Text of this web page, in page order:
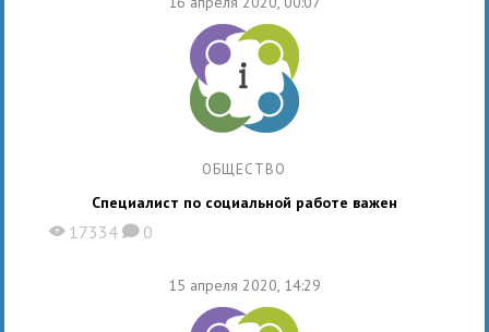
ОБЩЕСТВО
Специалист по социальной работе важен
X 17334 K 0
15 апреля 2020, 14:29